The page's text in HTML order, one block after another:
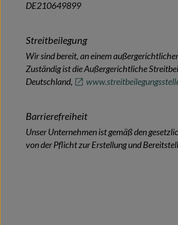
DE210649899
Streitbeilegung
Wir sind bereit, an einem
Zuständig ist die Außergerichtliche
Deutschland,
Barrierefreiheit
Unser Unternehmen ist gemäß den
von der Pflicht zur Erstellung und